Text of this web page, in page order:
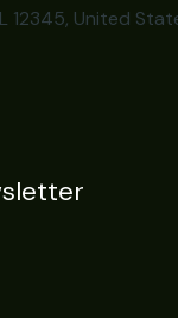
12345, United